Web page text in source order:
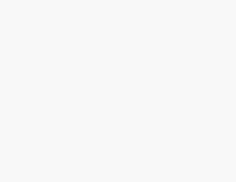
Na área de tratamento e